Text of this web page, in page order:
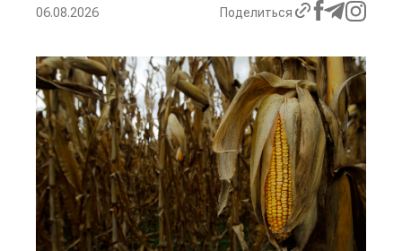
06.08.2026 Поделиться